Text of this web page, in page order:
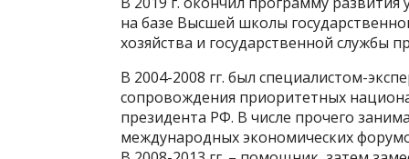
на базе Высшей школы
хозяйства и государственной службы
В 2004-2008 гг. был специалистом-
сопровождения приоритетных
президента РФ. В числе прочего
международных экономических